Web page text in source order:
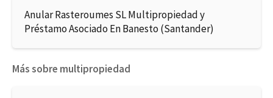
Anular Rasteroumes SL Multipropiedad y
Préstamo Asociado En Banesto (Santander)
Más sobre multipropiedad